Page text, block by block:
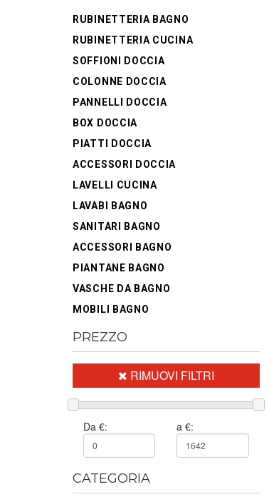
RUBINETTERIA BAGNO
RUBINETTERIA CUCINA
SOFFIONI DOCCIA
COLONNE DOCCIA
PANNELLI DOCCIA
BOX DOCCIA
PIATTI DOCCIA
ACCESSORI DOCCIA
LAVELLI CUCINA
LAVABI BAGNO
SANITARI BAGNO
ACCESSORI BAGNO
PIANTANE BAGNO
VASCHE DA BAGNO
MOBILI BAGNO
PREZZO
RIMUOVI FILTRI
Da €: a €:
CATEGORIA